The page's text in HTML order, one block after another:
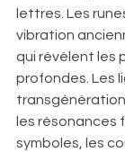
lettres. Les
vibration
qui révèlent les
profondes. Les
les résonances
symboles, les